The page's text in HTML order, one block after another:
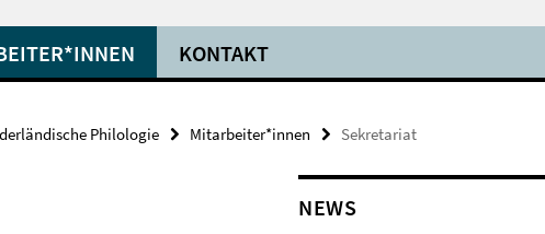
KONTAKT
Philologie Mitarbeiter*innen Sekretariat
NEWS